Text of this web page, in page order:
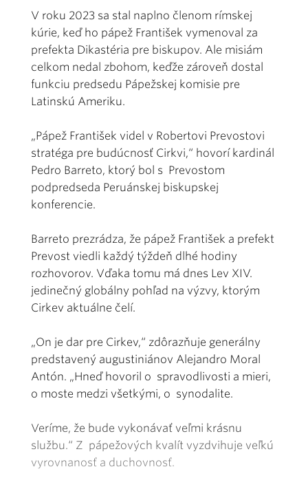
V roku 2023 sa stal naplno členom rímskej
kúrie, keď ho pápež František vymenoval za
prefekta Dikastéria pre biskupov. Ale misiám
celkom nedal zbohom, keďže zároveň dostal
funkciu predsedu Pápežskej komisie pre
Latinskú Ameriku.
„Pápež František videl v Robertovi Prevostovi
stratéga pre budúcnosť Cirkvi,“ hovorí kardinál
Pedro Barreto, ktorý bol s Prevostom
podpredseda Peruánskej biskupskej
konferencie.
Barreto prezrádza, že pápež František a prefekt
Prevost viedli každý týždeň dlhé hodiny
rozhovorov. Vďaka tomu má dnes Lev XIV.
jedinečný globálny pohľad na výzvy, ktorým
Cirkev aktuálne čelí.
„On je dar pre Cirkev,“ zdôrazňuje generálny
predstavený augustiniánov Alejandro Moral
Antón. „Hneď hovoril o spravodlivosti a mieri,
o moste medzi všetkými, o synodalite.
Veríme, že bude vykonávať veľmi krásnu
službu.“ Z pápežových kvalít vyzdvihuje veľkú
vyrovnanosť a duchovnosť.